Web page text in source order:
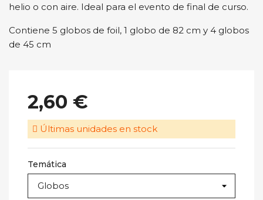
helio o con aire. Ideal para el evento de final de curso.
Contiene 5 globos de foil, 1 globo de 82 cm y 4 globos
de 45 cm
2,60 €
Últimas unidades en stock
Temática